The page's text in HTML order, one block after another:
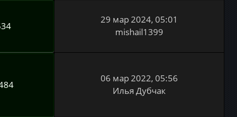
29 мар 2024, 05:01
mishail1399
06 мар 2022, 05:56
Илья Дубчак